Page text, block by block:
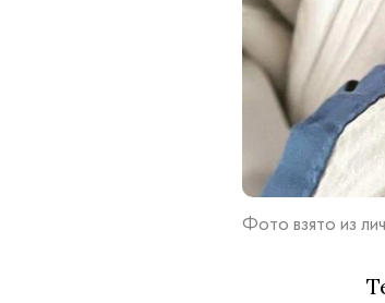
Фото взято из